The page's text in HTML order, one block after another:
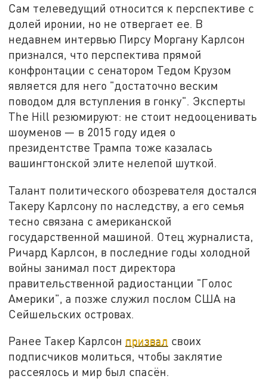
Сам телеведущий относится к перспективе с
долей иронии, но не отвергает ее. В
недавнем интервью Пирсу Моргану Карлсон
признался, что перспектива прямой
конфронтации с сенатором Тедом Крузом
является для него "достаточно веским
поводом для вступления в гонку". Эксперты
The Hill резюмируют: не стоит недооценивать
шоуменов — в 2015 году идея о
президентстве Трампа тоже казалась
вашингтонской элите нелепой шуткой.
Талант политического обозревателя достался
Такеру Карлсону по наследству, а его семья
тесно связана с американской
государственной машиной. Отец журналиста,
Ричард Карлсон, в последние годы холодной
войны занимал пост директора
правительственной радиостанции "Голос
Америки", а позже служил послом США на
Сейшельских островах.
Ранее Такер Карлсон призвал своих
подписчиков молиться, чтобы заклятие
рассеялось и мир был спасён.